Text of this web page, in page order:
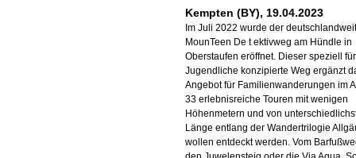
Kempten (BY), 19.04.2023
Im Juli 2022 wurde der
MounTeen De t ektivweg am Hündle in
Oberstaufen eröffnet. Dieser speziell für
Jugendliche konzipierte Weg ergänzt
Angebot für Familienwanderungen im
33 erlebnisreiche Touren mit wenigen
Höhenmetern und von
Länge entlang der Wandertrilogie
wollen entdeckt werden. Vom